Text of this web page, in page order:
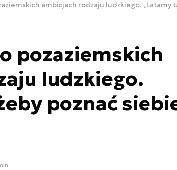
ambicjach rodzaju ludzkiego. „Latamy
pozaziemskich
ludzkiego.
poznać